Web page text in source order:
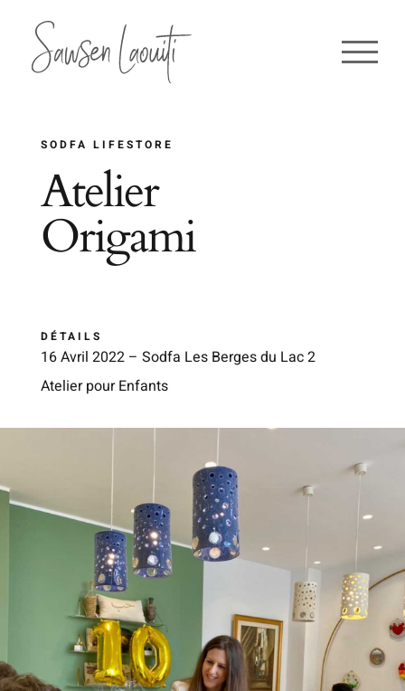
contenu
SODFA LIFESTORE
Atelier
Origami
DÉTAILS
16 Avril 2022 – Sodfa Les Berges du Lac 2
Atelier pour Enfants